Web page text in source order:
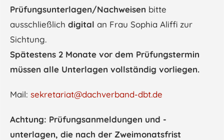
Prüfungsunterlagen/Nachweisen bitte
ausschließlich digital an Frau Sophia Aliffi zur
Sichtung.
Spätestens 2 Monate vor dem Prüfungstermin
müssen alle Unterlagen vollständig vorliegen.
Mail: sekretariat@dachverband-dbt.de
Achtung: Prüfungsanmeldungen und -
unterlagen, die nach der Zweimonatsfrist